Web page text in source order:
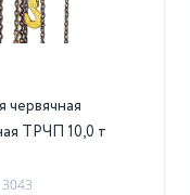
червячная
ТРЧП 10,0 т